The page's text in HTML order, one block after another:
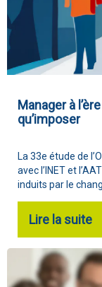
Manager à
qu’imposer
La 33e étude de
avec l’INET et
induits par le
Lire la suite